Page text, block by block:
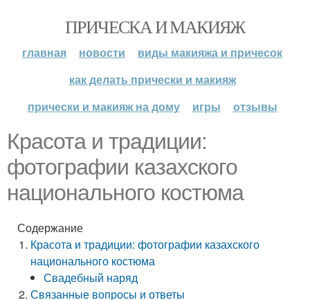
ПРИЧЕСКА И МАКИЯЖ
главная новости
виды макияжа и причесок
как делать прически и макияж
прически и макияж на дому
игры отзывы
Красота и традиции:
фотографии казахского
национального костюма
Содержание
Красота и традиции: фотографии казахского
национального костюма
Свадебный наряд
Связанные вопросы и ответы